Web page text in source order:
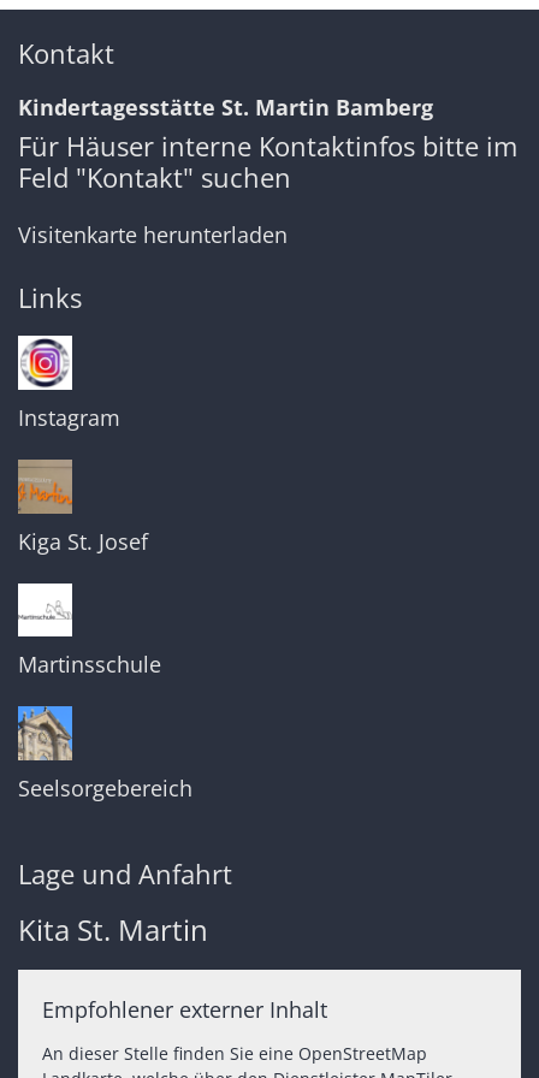
Kontakt
Kindertagesstätte St. Martin Bamberg
Für Häuser interne Kontaktinfos bitte im
Feld "Kontakt" suchen
Visitenkarte herunterladen
Links
Instagram
Kiga St. Josef
Martinsschule
Seelsorgebereich
Lage und Anfahrt
Kita St. Martin
Empfohlener externer Inhalt
An dieser Stelle finden Sie eine OpenStreetMap